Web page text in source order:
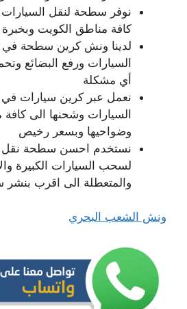
نوفر سطحة لنقل
كافة مناطق الكويت
لدينا ونش كرين سطحة في
السيارات ورفع البضائع
أي مشكلة
نعمل عبر كرين سيارات
السيارات وشحنها الى
وضواحيها وبسعر رخيص
نستخدم احسن سطحة نقل
لسحب السيارات الكبيرة
والمتعطلة الى اقرب بنشر
ونش الشعب البحري